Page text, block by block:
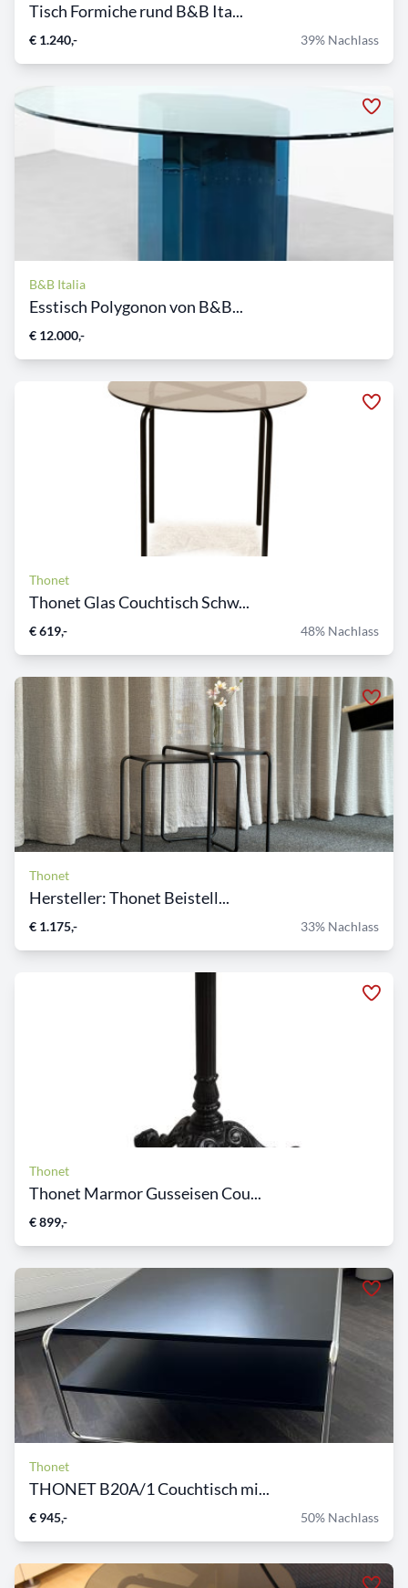
Tisch Formiche rund B&B Ita...
€ 1.240,- 39% Nachlass
B&B Italia
Esstisch Polygonon von B&B...
€ 12.000,-
Thonet
Thonet Glas Couchtisch Schw...
€ 619,- 48% Nachlass
Thonet
Hersteller: Thonet Beistell...
€ 1.175,- 33% Nachlass
Thonet
Thonet Marmor Gusseisen Cou...
€ 899,-
Thonet
THONET B20A/1 Couchtisch mi...
€ 945,- 50% Nachlass